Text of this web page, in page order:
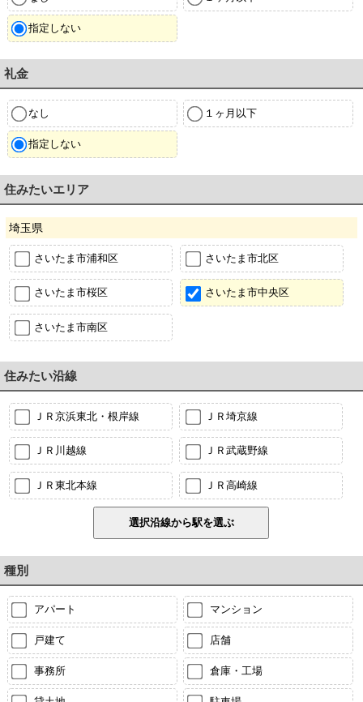
指定しない
礼金
なし １ヶ月以下
指定しない
住みたいエリア
埼玉県
さいたま市浦和区 さいたま市北区
さいたま市桜区 さいたま市中央区
さいたま市南区
住みたい沿線
ＪＲ京浜東北・根岸線 ＪＲ埼京線
ＪＲ川越線 ＪＲ武蔵野線
ＪＲ東北本線 ＪＲ高崎線
種別
アパート マンション
戸建て 店舗
事務所 倉庫・工場